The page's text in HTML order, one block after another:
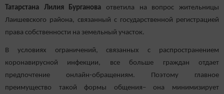
Татарстана Лилия Бурганова ответила на вопрос жительницы
Лаишевского района, связанный с государственной регистрацией
права собственности на земельный участок.
В условиях ограничений, связанных с распространением
коронавирусной инфекции, все больше граждан отдает
предпочтение онлайн-обращениям. Поэтому главное
преимущество такой формы общения– она минимизирует